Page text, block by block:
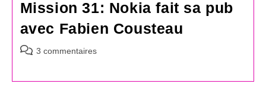
Mission 31: Nokia fait sa pub
avec Fabien Cousteau
Commentaires
3 commentaires